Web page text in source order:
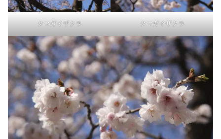
クマガイザクラ クマガイザクラ